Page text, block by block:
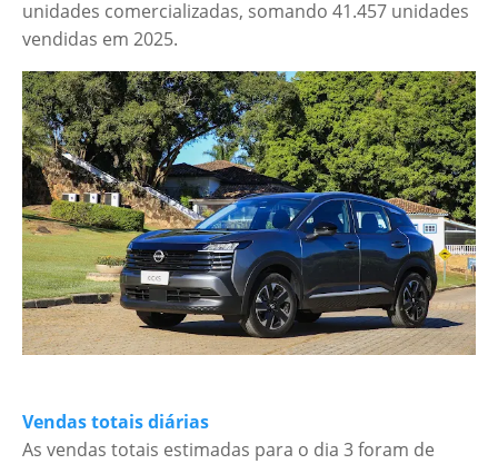
unidades comercializadas, somando 41.457 unidades
vendidas em 2025.
Vendas totais diárias
As vendas totais estimadas para o dia 3 foram de